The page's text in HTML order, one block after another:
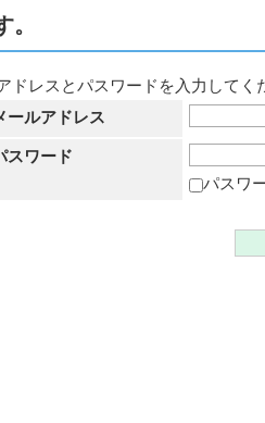
ドレスとパスワードを入力してく
ールアドレス
スワード
パスワ